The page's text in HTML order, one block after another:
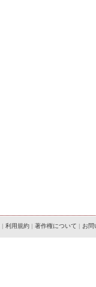
| 利用規約 | 著作権について | お問